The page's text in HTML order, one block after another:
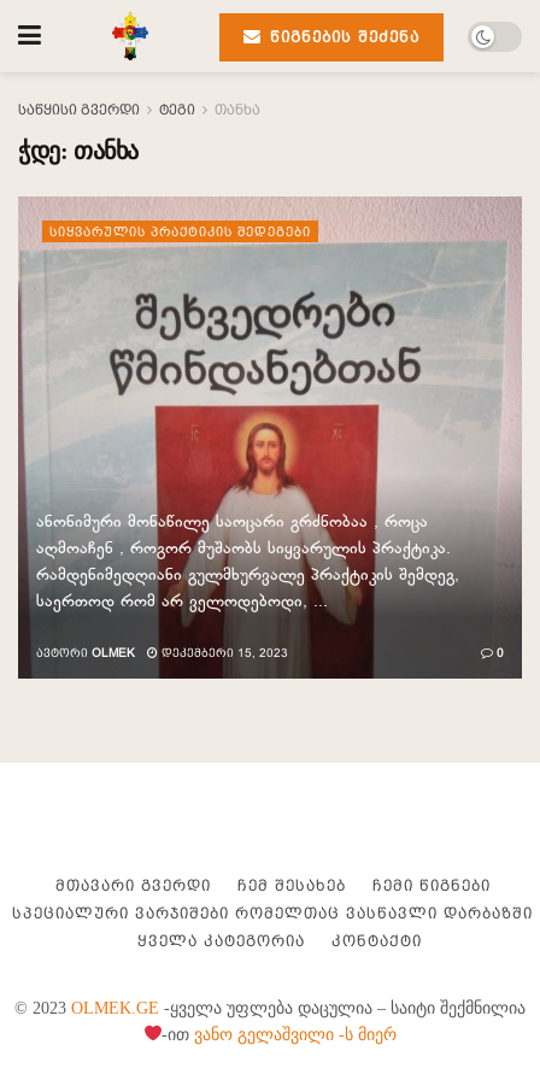
ᲬᲘᲒᲜᲔᲑᲘᲡ ᲨᲔᲫᲔᲜᲐ
საწყისი გვერდი ტეგი თანხა
ჭდე: თანხა
ᲡᲘᲧᲕᲐᲠᲣᲚᲘᲡ ᲞᲠᲐᲥᲢᲘᲙᲘᲡ ᲨᲔᲓᲔᲒᲔᲑᲘ
ანონიმური მონაწილე საოცარი გრძნობაა , როცა
აღმოაჩენ , როგორ მუშაობს სიყვარულის პრაქტიკა.
რამდენიმედღიანი გულმხურვალე პრაქტიკის შემდეგ,
საერთოდ რომ არ ველოდებოდი, ...
ᲐᲕᲢᲝᲠᲘ OLMEK ᲓᲔᲙᲔᲛᲑᲔᲠᲘ 15, 2023 0
ᲛᲗᲐᲕᲐᲠᲘ ᲒᲕᲔᲠᲓᲘ ᲩᲔᲛ ᲨᲔᲡᲐᲮᲔᲑ
ᲩᲔᲛᲘ ᲬᲘᲒᲜᲔᲑᲘ
ᲡᲞᲔᲪᲘᲐᲚᲣᲠᲘ ᲕᲐᲠᲯᲘᲨᲔᲑᲘ ᲠᲝᲛᲔᲚᲗᲐᲪ ᲕᲐᲡᲬᲐᲕᲚᲘ ᲓᲐᲠᲑᲐᲖᲨᲘ
ᲧᲕᲔᲚᲐ ᲙᲐᲢᲔᲒᲝᲠᲘᲐ
ᲙᲝᲜᲢᲐᲥᲢᲘ
© 2023 OLMEK.GE -ყველა უფლება დაცულია – საიტი შექმნილია
-ითვანო გელაშვილი -ს მიერ